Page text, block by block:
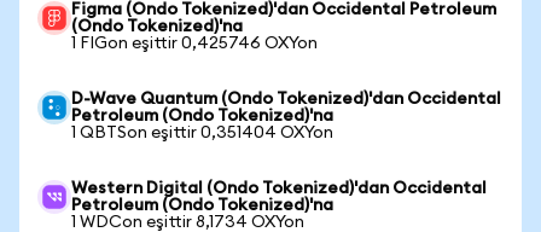
Figma (Ondo Tokenized)'dan Occidental Petroleum
(Ondo Tokenized)'na
1 FIGon eşittir 0,425746 OXYon
D-Wave Quantum (Ondo Tokenized)'dan Occidental
Petroleum (Ondo Tokenized)'na
1 QBTSon eşittir 0,351404 OXYon
Western Digital (Ondo Tokenized)'dan Occidental
Petroleum (Ondo Tokenized)'na
1 WDCon eşittir 8,1734 OXYon